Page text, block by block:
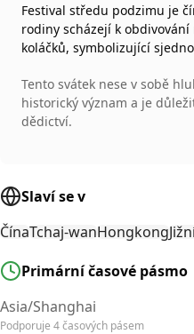
Festival středu podzimu je
rodiny scházejí k
koláčků, symbolizující
Tento svátek nese v sobě
historický význam a je
dědictví.
Slaví se v
ČínaTchaj-wanHongkong
Primární časové pásmo
Asia/Shanghai
Podporuje 4 časových pásem